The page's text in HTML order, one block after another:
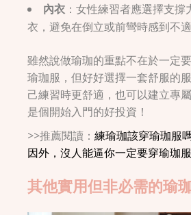
內衣 ：女性練習者應選擇支
衣，避免在倒立或前彎時感到不適
雖然說做瑜珈的重點不在於一定
瑜珈服，但好好選擇一套舒服的
己練習時更舒適，也可以建立專
是個開始入門的好投資！
>>推薦閱讀：練瑜珈該穿瑜珈服
因外，沒人能逼你一定要穿瑜珈服
其他實用但非必需的瑜